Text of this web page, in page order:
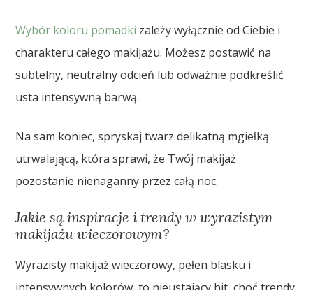
Wybór koloru pomadki zależy wyłącznie od Ciebie i
charakteru całego makijażu. Możesz postawić na
subtelny, neutralny odcień lub odważnie podkreślić
usta intensywną barwą.
Na sam koniec, spryskaj twarz delikatną mgiełką
utrwalającą, która sprawi, że Twój makijaż
pozostanie nienaganny przez całą noc.
Jakie są inspiracje i trendy w wyrazistym
makijażu wieczorowym?
Wyrazisty makijaż wieczorowy, pełen blasku i